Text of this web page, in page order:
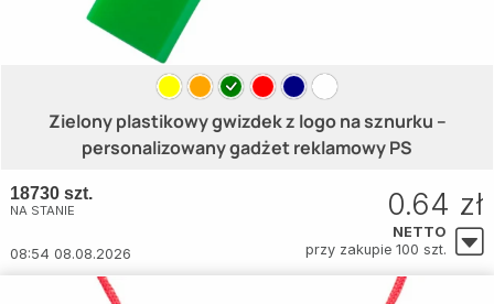
Zielony plastikowy gwizdek z logo na sznurku –
personalizowany gadżet reklamowy PS
18730 szt.
NA STANIE
08:54 08.08.2026
0.64 zł
NETTO
przy zakupie 100 szt.